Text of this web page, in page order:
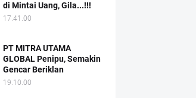
di Mintai Uang, Gila...!!!
17.41.00
PT MITRA UTAMA
GLOBAL Penipu, Semakin
Gencar Beriklan
19.10.00